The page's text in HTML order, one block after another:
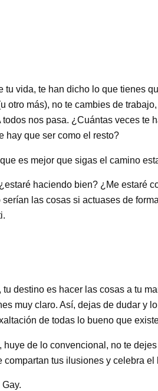
tu vida, te han dicho lo que tienes
otro más), no te cambies de
nos pasa. ¿Cuántas veces
hay que ser como el resto?
es mejor que sigas el camino
haciendo bien? ¿Me estaré
las cosas si actuases de
destino es hacer las cosas a tu
muy claro. Así, dejas de dudar
de todas lo bueno que
de lo convencional, no te
tus ilusiones y celebra el